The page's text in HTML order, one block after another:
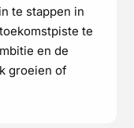
te stappen in
te
en de
groeien of